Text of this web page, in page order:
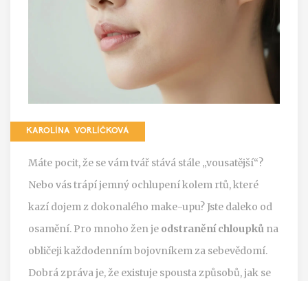
KAROLÍNA VORLÍČKOVÁ
Máte pocit, že se vám tvář stává stále „vousatější“?
Nebo vás trápí jemný ochlupení kolem rtů, které
kazí dojem z dokonalého make-upu? Jste daleko od
osamění. Pro mnoho žen je odstranění chloupků na
obličeji každodenním bojovníkem za sebevědomí.
Dobrá zpráva je, že existuje spousta způsobů, jak se